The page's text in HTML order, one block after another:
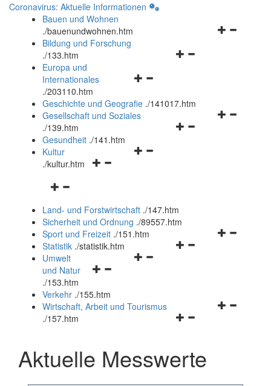
Coronavirus: Aktuelle Informationen
Bauen und Wohnen
./bauenundwohnen.htm
Navigationsmenü
Bildung und Forschung
./133.htm
Navigationsmenü
und
schließen
Europa und
Internationales
./203110.htm
Geschichte und Geografie ./141017.htm
Navigationsmenü
Gesellschaft und Soziales
./139.htm
Navigationsmenü
Gesundheit ./141.htm
Navigationsmenü
Kultur
./kultur.htm
Navigationsmenü
und
schließen
Land- und Forstwirtschaft ./147.htm
Sicherheit und Ordnung ./89557.htm
Navigationsmenü
Sport und Freizeit ./151.htm
Navigationsmenü
Statistik ./statistik.htm
Navigationsmenü
und
schließen
Umwelt
und Natur
./153.htm
Verkehr ./155.htm
Navigationsmenü
schließen
Wirtschaft, Arbeit und Tourismus
./157.htm
Aktuelle Messwerte